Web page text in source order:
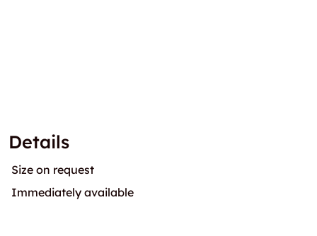
Details
Size on request
Immediately available